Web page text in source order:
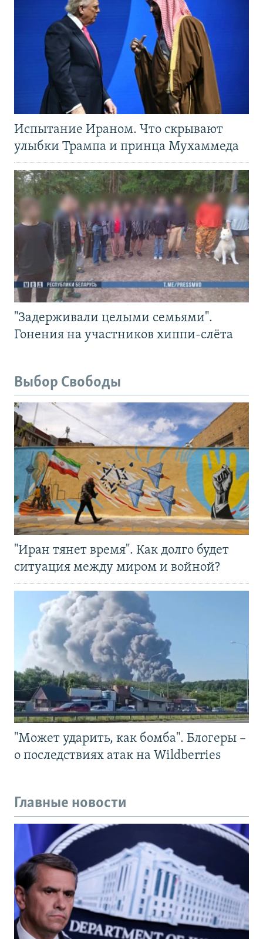
Испытание Ираном. Что скрывают
улыбки Трампа и принца Мухаммеда
"Задерживали целыми семьями".
Гонения на участников хиппи-слёта
Выбор Свободы
"Иран тянет время". Как долго будет
ситуация между миром и войной?
"Может ударить, как бомба". Блогеры –
о последствиях атак на Wildberries
Главные новости